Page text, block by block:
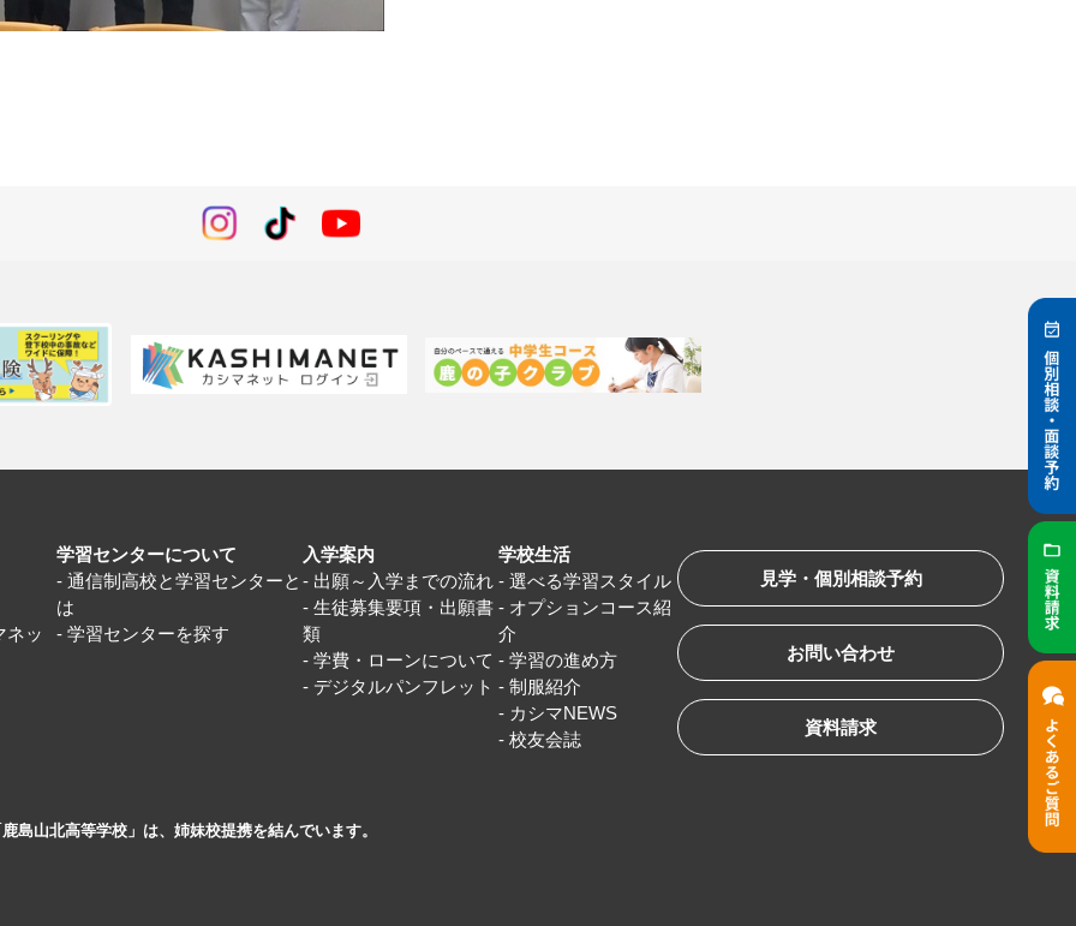
ネッ
学習センターについて
通信制高校と学習センターと
は
学習センターを探す
入学案内
出願～入学までの流れ
生徒募集要項・出願書
類
学費・ローンについて
デジタルパンフレット
学校生活
選べる学習スタイル
オプションコース紹
介
学習の進め方
制服紹介
カシマNEWS
校友会誌
見学・個別相談予約
お問い合わせ
資料請求
島山北高等学校」は、姉妹校提携を結んでいます。